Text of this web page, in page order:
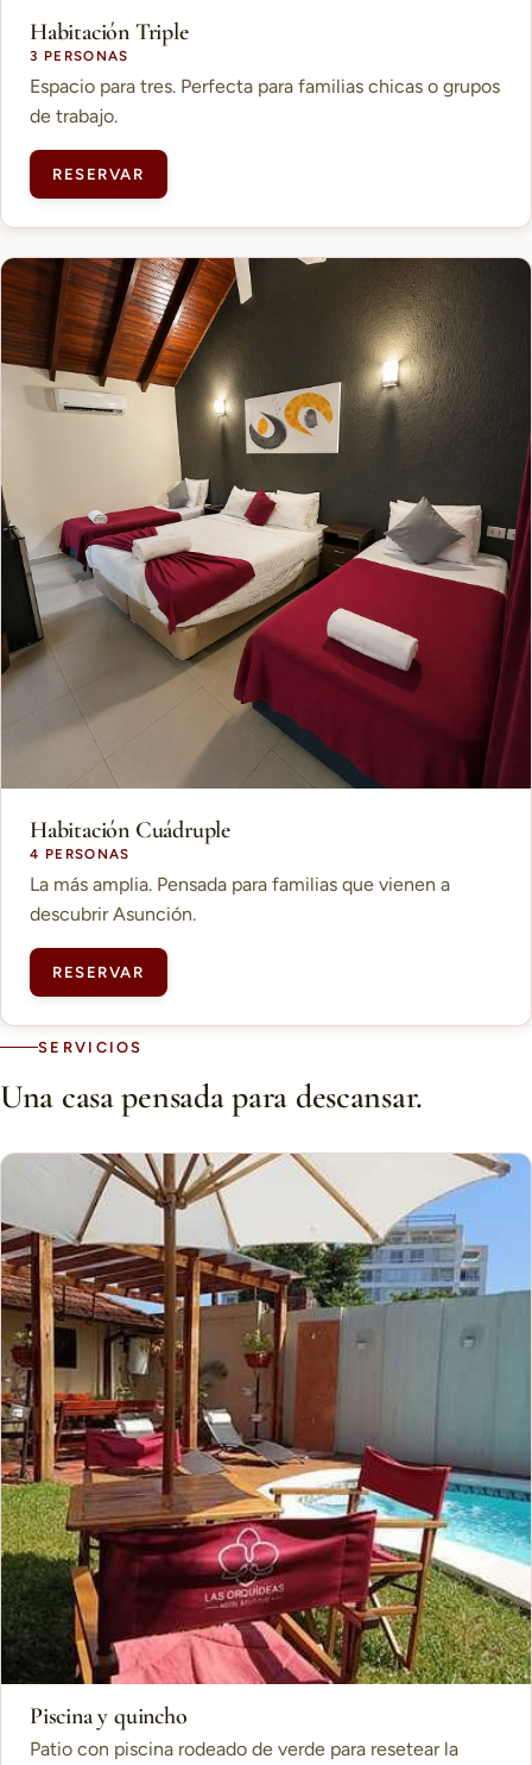
Habitación Triple
3 PERSONAS
Espacio para tres. Perfecta para familias chicas o grupos
de trabajo.
RESERVAR
Habitación Cuádruple
4 PERSONAS
La más amplia. Pensada para familias que vienen a
descubrir Asunción.
RESERVAR
SERVICIOS
Una casa pensada para descansar.
Piscina y quincho
Patio con piscina rodeado de verde para resetear la